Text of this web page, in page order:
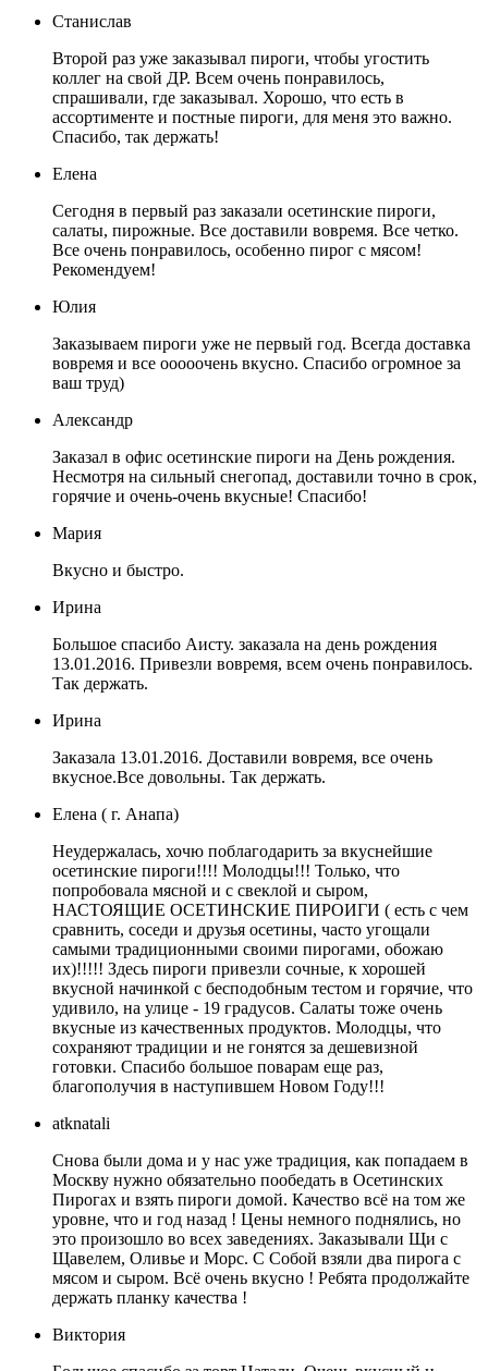
Станислав
Второй раз уже заказывал пироги, чтобы угостить
коллег на свой ДР. Всем очень понравилось,
спрашивали, где заказывал. Хорошо, что есть в
ассортименте и постные пироги, для меня это важно.
Спасибо, так держать!
Елена
Сегодня в первый раз заказали осетинские пироги,
салаты, пирожные. Все доставили вовремя. Все четко.
Все очень понравилось, особенно пирог с мясом!
Рекомендуем!
Юлия
Заказываем пироги уже не первый год. Всегда доставка
вовремя и все ооооочень вкусно. Спасибо огромное за
ваш труд)
Александр
Заказал в офис осетинские пироги на День рождения.
Несмотря на сильный снегопад, доставили точно в срок,
горячие и очень-очень вкусные! Спасибо!
Мария
Вкусно и быстро.
Ирина
Большое спасибо Аисту. заказала на день рождения
13.01.2016. Привезли вовремя, всем очень понравилось.
Так держать.
Ирина
Заказала 13.01.2016. Доставили вовремя, все очень
вкусное.Все довольны. Так держать.
Елена ( г. Анапа)
Неудержалась, хочю поблагодарить за вкуснейшие
осетинские пироги!!!! Молодцы!!! Только, что
попробовала мясной и с свеклой и сыром,
НАСТОЯЩИЕ ОСЕТИНСКИЕ ПИРОИГИ ( есть с чем
сравнить, соседи и друзья осетины, часто угощали
самыми традиционными своими пирогами, обожаю
их)!!!!! Здесь пироги привезли сочные, к хорошей
вкусной начинкой с бесподобным тестом и горячие, что
удивило, на улице - 19 градусов. Салаты тоже очень
вкусные из качественных продуктов. Молодцы, что
сохраняют традиции и не гонятся за дешевизной
готовки. Спасибо большое поварам еще раз,
благополучия в наступившем Новом Году!!!
atknatali
Снова были дома и у нас уже традиция, как попадаем в
Москву нужно обязательно пообедать в Осетинских
Пирогах и взять пироги домой. Качество всё на том же
уровне, что и год назад ! Цены немного поднялись, но
это произошло во всех заведениях. Заказывали Щи с
Щавелем, Оливье и Морс. С Собой взяли два пирога с
мясом и сыром. Всё очень вкусно ! Ребята продолжайте
держать планку качества !
Виктория